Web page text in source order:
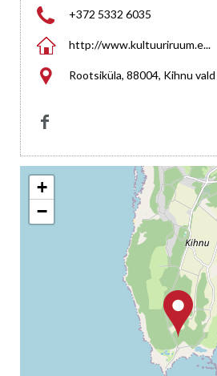
 +372 5332 6035
 http://www.kultuuriruum.e...
 Rootsiküla, 88004, Kihnu vald

+
−